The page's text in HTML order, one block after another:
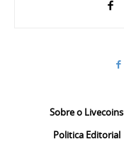
Sobre o Livecoins
Politica Editorial